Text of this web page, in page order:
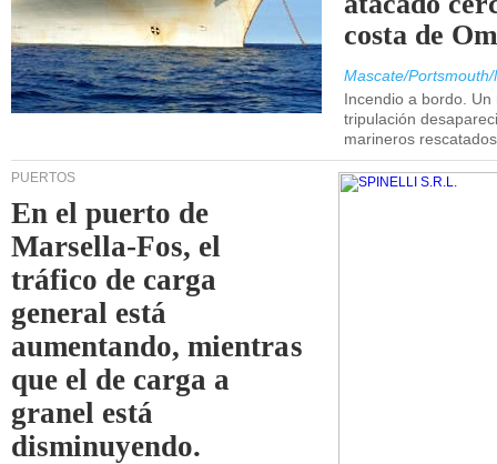
costa de
Mascate/
Incendio a bordo.
tripulación
marineros
PUERTOS
En el puerto de
Marsella-Fos, el
tráfico de carga
general está
aumentando, mientras
que el de carga a
granel está
disminuyendo.